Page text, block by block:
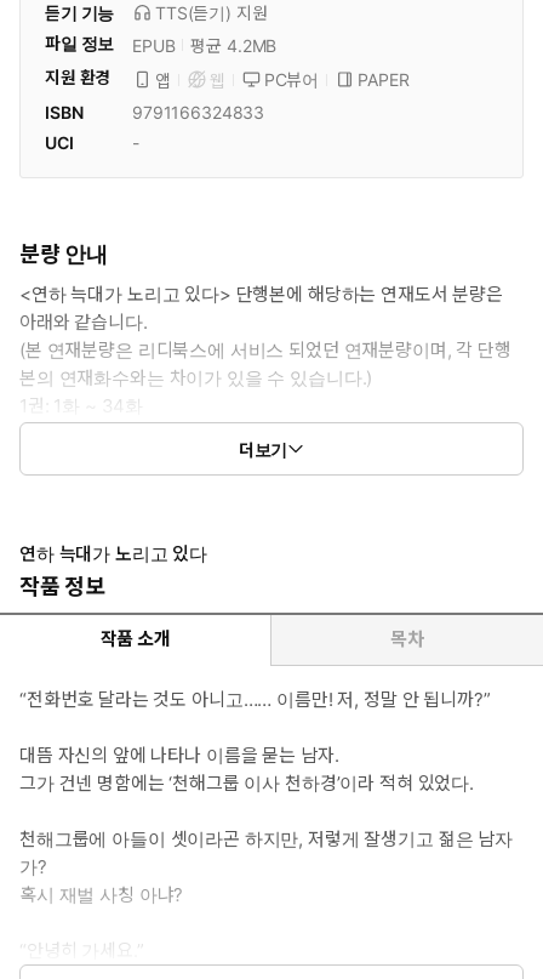
듣기 기능
TTS(듣기) 지원
파일 정보
EPUB
평균 4.2MB
지원 환경
앱 웹 PC뷰어
PAPER
ISBN
9791166324833
UCI
-
분량 안내
<연하 늑대가 노리고 있다> 단행본에 해당하는 연재도서 분량은
아래와 같습니다.
(본 연재분량은 리디북스에 서비스 되었던 연재분량이며, 각 단행
본의 연재화수와는 차이가 있을 수 있습니다.)
1권: 1화 ~ 34화
2권: 34화 ~ 66화
더보기
연하 늑대가 노리고 있다
작품 정보
작품 소개 목차
“전화번호 달라는 것도 아니고…… 이름만! 저, 정말 안 됩니까?”
대뜸 자신의 앞에 나타나 이름을 묻는 남자.
그가 건넨 명함에는 ‘천해그룹 이사 천하경’이라 적혀 있었다.
천해그룹에 아들이 셋이라곤 하지만, 저렇게 잘생기고 젊은 남자
가?
혹시 재벌 사칭 아냐?
“안녕히 가세요.”